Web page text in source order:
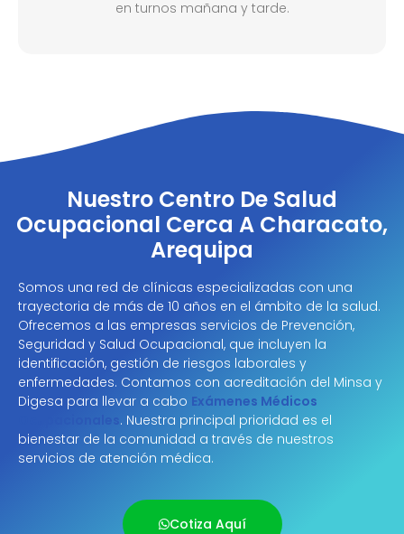
en turnos mañana y tarde.​
Nuestro Centro De Salud
Ocupacional Cerca A Characato,
Arequipa
Somos una red de clínicas especializadas con una
trayectoria de más de 10 años en el ámbito de la salud.
Ofrecemos a las empresas servicios de Prevención,
Seguridad y Salud Ocupacional, que incluyen la
identificación, gestión de riesgos laborales y
enfermedades. Contamos con acreditación del Minsa y
Digesa para llevar a cabo Exámenes Médicos
. Nuestra principal prioridad es el
bienestar de la comunidad a través de nuestros
servicios de atención médica.
Cotiza Aquí